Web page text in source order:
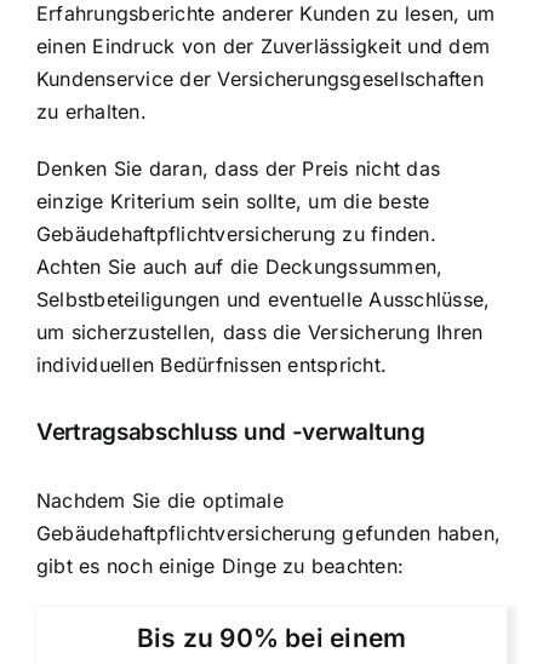
Erfahrungsberichte anderer Kunden zu lesen, um
einen Eindruck von der Zuverlässigkeit und dem
Kundenservice der Versicherungsgesellschaften
zu erhalten.
Denken Sie daran, dass der Preis nicht das
einzige Kriterium sein sollte, um die beste
Gebäudehaftpflichtversicherung zu finden.
Achten Sie auch auf die Deckungssummen,
Selbstbeteiligungen und eventuelle Ausschlüsse,
um sicherzustellen, dass die Versicherung Ihren
individuellen Bedürfnissen entspricht.
Vertragsabschluss und -verwaltung
Nachdem Sie die optimale
Gebäudehaftpflichtversicherung gefunden haben,
gibt es noch einige Dinge zu beachten:
Bis zu 90% bei einem